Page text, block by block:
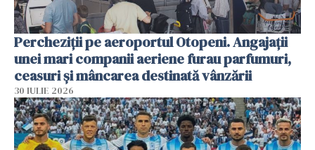
Percheziții pe aeroportul Otopeni. Angajații
unei mari companii aeriene furau parfumuri,
ceasuri și mâncarea destinată vânzării
30 IULIE 2026